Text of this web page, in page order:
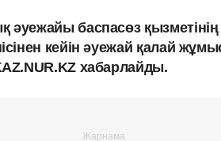
баспасөз қызметінің
кейін әуежай қалай
хабарлайды.